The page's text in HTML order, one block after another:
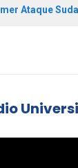
Ataque